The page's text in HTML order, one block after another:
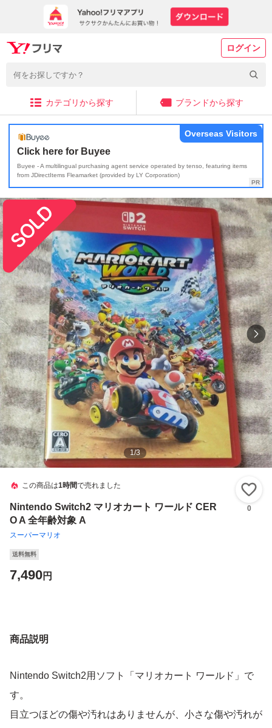
ログイン
カテゴリから探す ブランドから探す
Click here for Buyee
Buyee - A multilingual purchasing agent service operated by tenso, featuring items
from JDirectItems Fleamarket (provided by LY Corporation)
Overseas Visitors
1/3
この商品は1時間で売れました
Nintendo Switch2 マリオカート ワールド CER
O A 全年齢対象 A
スーパーマリオ
0
送料無料
7,490円
商品説明
Nintendo Switch2用ソフト「マリオカート ワールド」で
す。
目立つほどの傷や汚れはありませんが、小さな傷や汚れが